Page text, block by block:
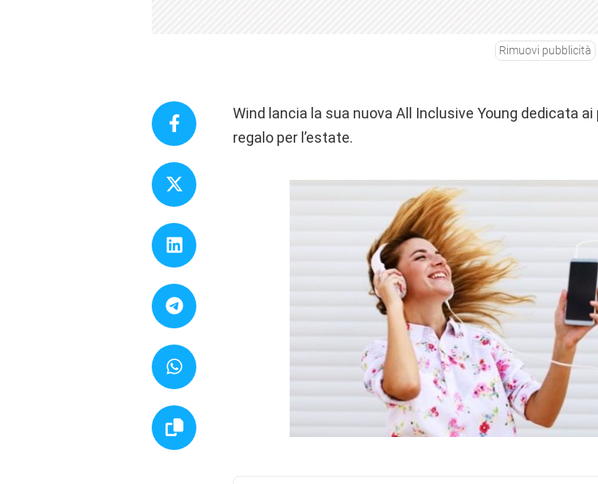
Rimuovi pubblicità
Wind lancia la sua nuova All Inclusive Young dedicata
regalo per l’estate.